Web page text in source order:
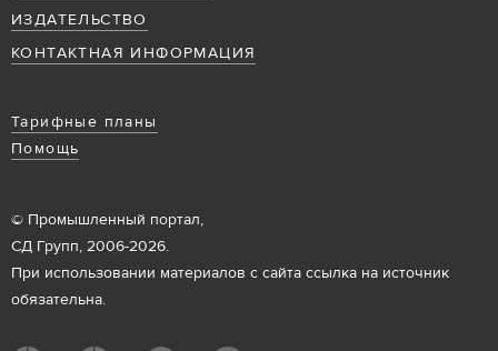
ИЗДАТЕЛЬСТВО
КОНТАКТНАЯ ИНФОРМАЦИЯ
Тарифные планы
Помощь
© Промышленный портал,
СД Групп, 2006-2026.
При использовании материалов с сайта ссылка на источник
обязательна.